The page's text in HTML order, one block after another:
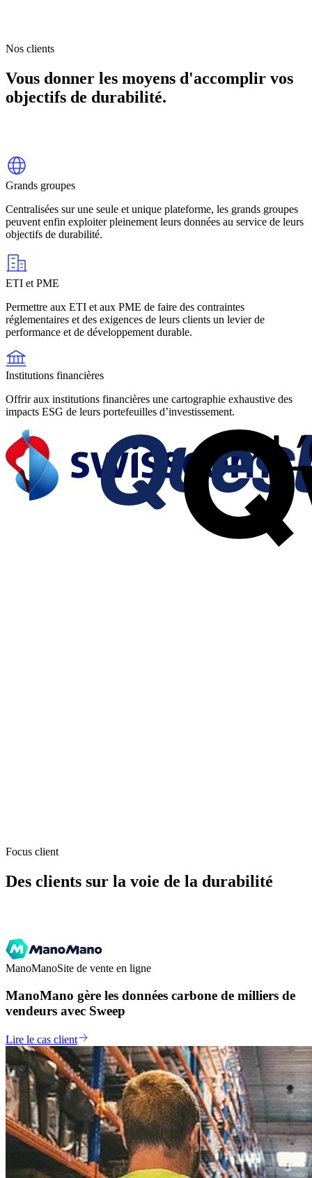
Nos clients
Vous donner les moyens d'accomplir vos
objectifs de durabilité.
Grands groupes
Centralisées sur une seule et unique plateforme, les grands groupes
peuvent enfin exploiter pleinement leurs données au service de leurs
objectifs de durabilité.
ETI et PME
Permettre aux ETI et aux PME de faire des contraintes
réglementaires et des exigences de leurs clients un levier de
performance et de développement durable.
Institutions financières
Offrir aux institutions financières une cartographie exhaustive des
impacts ESG de leurs portefeuilles d’investissement.
Focus client
Des clients sur la voie de la durabilité
ManoManoSite de vente en ligne
ManoMano gère les données carbone de milliers de
vendeurs avec Sweep
Lire le cas client